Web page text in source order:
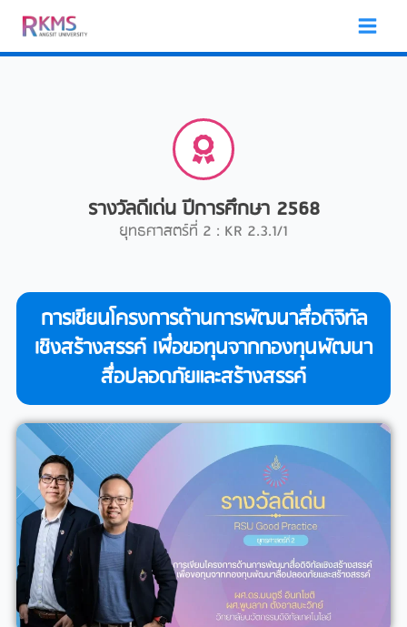
content
รางวัลดีเด่น ปีการศึกษา 2568
ยุทธศาสตร์ที่ 2 : KR 2.3.1/1
การเขียนโครงการด้านการพัฒนาสื่อดิจิทัล
เชิงสร้างสรรค์ เพื่อขอทุนจากกองทุนพัฒนา
สื่อปลอดภัยและสร้างสรรค์